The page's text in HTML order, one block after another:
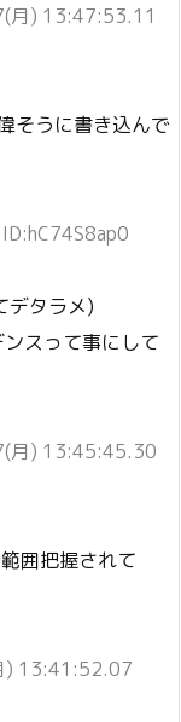
) 13:47:53.11
そうに書き込んで
デタラメ)
スって事にして
) 13:45:45.30
囲把握されて
13:41:52.07